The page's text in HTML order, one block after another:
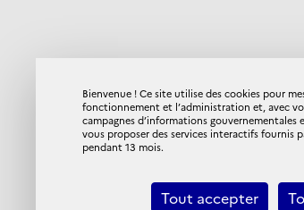
Bienvenue ! Ce site utilise des cookies pour
fonctionnement et l’administration et, avec
campagnes d’informations
vous proposer des services interactifs fournis
pendant 13 mois.
Tout accepter